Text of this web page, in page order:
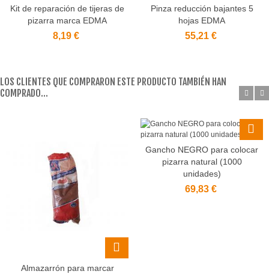
Kit de reparación de tijeras de
pizarra marca EDMA
8,19 €
Pinza reducción bajantes 5
hojas EDMA
55,21 €
LOS CLIENTES QUE COMPRARON ESTE PRODUCTO TAMBIÉN HAN
COMPRADO...
Almazarrón para marcar
Gancho NEGRO para colocar
pizarra natural (1000
unidades)
69,83 €